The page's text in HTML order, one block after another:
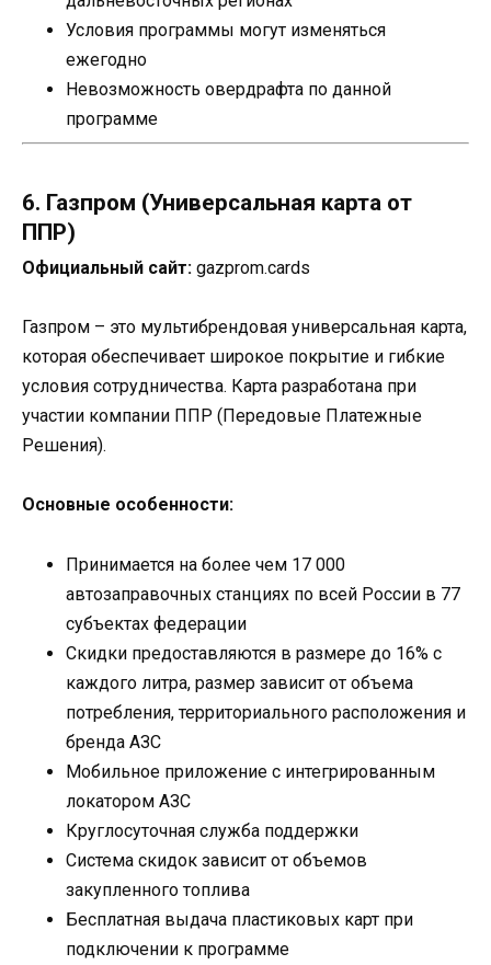
Условия программы могут изменяться
ежегодно
Невозможность овердрафта по данной
программе
6. Газпром (Универсальная карта от
ППР)
Официальный сайт: gazprom.cards
Газпром – это мультибрендовая универсальная карта,
которая обеспечивает широкое покрытие и гибкие
условия сотрудничества. Карта разработана при
участии компании ППР (Передовые Платежные
Решения).
Основные особенности:
Принимается на более чем 17 000
автозаправочных станциях по всей России в 77
субъектах федерации
Скидки предоставляются в размере до 16% с
каждого литра, размер зависит от объема
потребления, территориального расположения и
бренда АЗС
Мобильное приложение с интегрированным
локатором АЗС
Круглосуточная служба поддержки
Система скидок зависит от объемов
закупленного топлива
Бесплатная выдача пластиковых карт при
подключении к программе